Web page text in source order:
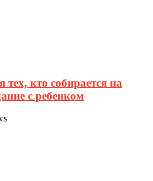
тех, кто собирается на
с ребенком